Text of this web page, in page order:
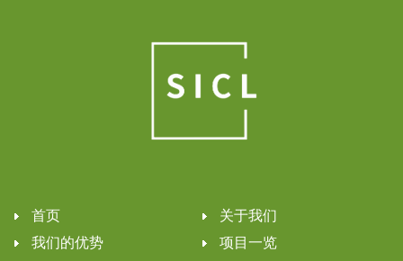
首页
关于我们
我们的优势
项目一览